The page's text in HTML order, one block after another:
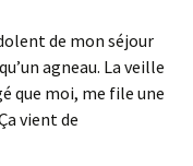
de mon séjour
agneau. La veille
que moi, me file une
vient de